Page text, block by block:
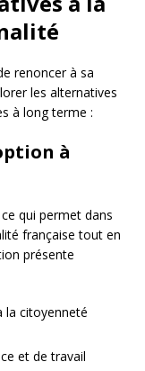
renoncer à sa
les alternatives
à long terme :
à
qui permet dans
française tout en
présente
la citoyenneté
et de travail